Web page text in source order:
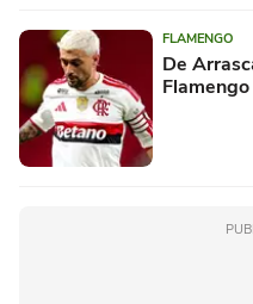
FLAMENGO
De
Flamengo